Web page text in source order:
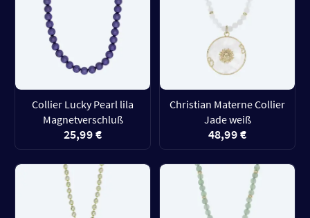
Collier Lucky Pearl lila
Magnetverschluß
25,99 €
Christian Materne Collier
Jade weiß
48,99 €